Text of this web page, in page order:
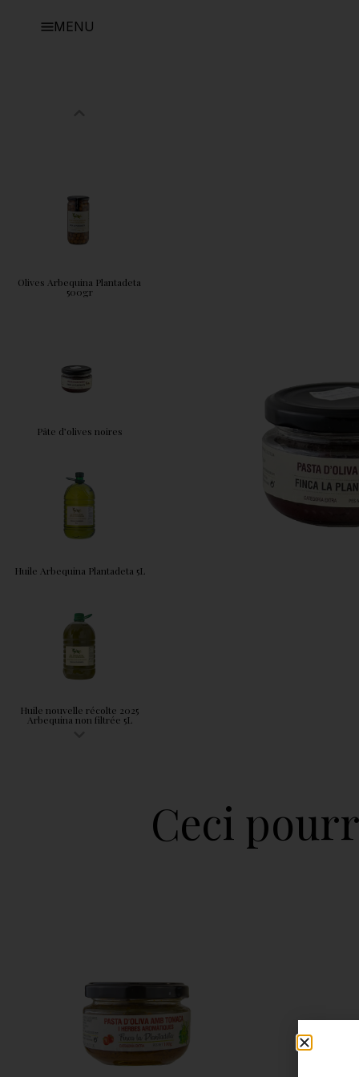
MENU
Olives Arbequina Plantadeta
500gr
Pâte d’olives noires
Huile Arbequina Plantadeta 5L
Huile nouvelle récolte 2025
Arbequina non filtrée 5L
Ceci